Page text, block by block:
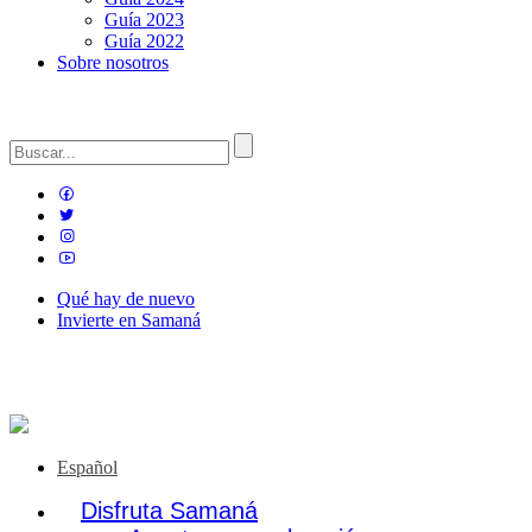
Guía 2023
Guía 2022
Sobre nosotros
Qué hay de nuevo
Invierte en Samaná
Español
Disfruta Samaná